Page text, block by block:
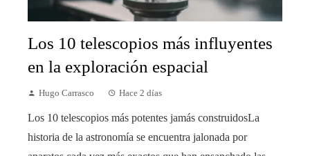
Los 10 telescopios más influyentes
en la exploración espacial
Hugo Carrasco Hace 2 días
Los 10 telescopios más potentes jamás construidosLa
historia de la astronomía se encuentra jalonada por